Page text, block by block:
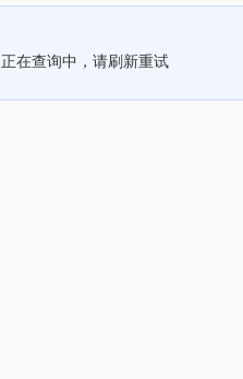
正在查询中，请刷新重试